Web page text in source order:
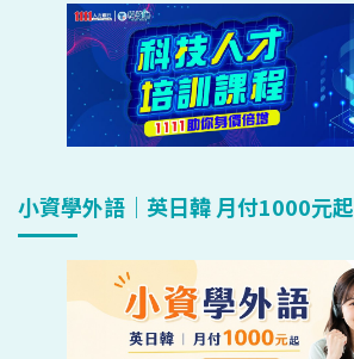
小資學外語｜英日韓 月付1000元起